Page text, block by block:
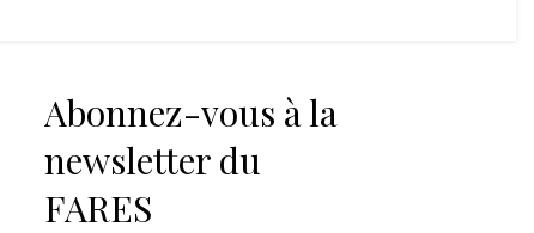
Abonnez-vous à la
newsletter du
FARES